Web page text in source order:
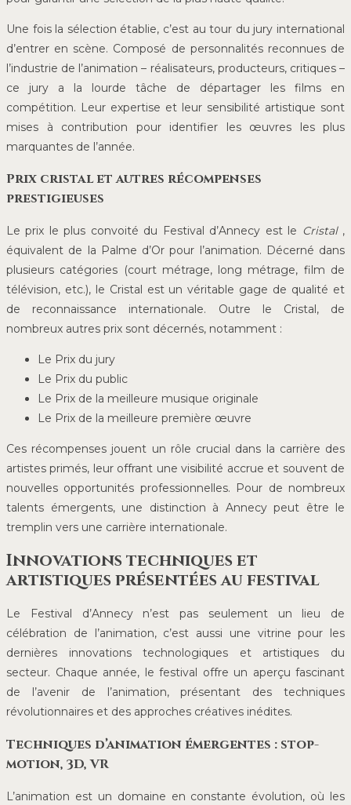
Une fois la sélection établie, c’est au tour du jury international
d’entrer en scène. Composé de personnalités reconnues de
l’industrie de l’animation – réalisateurs, producteurs, critiques –
ce jury a la lourde tâche de départager les films en
compétition. Leur expertise et leur sensibilité artistique sont
mises à contribution pour identifier les œuvres les plus
marquantes de l’année.
Prix cristal et autres récompenses
prestigieuses
Le prix le plus convoité du Festival d’Annecy est le Cristal ,
équivalent de la Palme d’Or pour l’animation. Décerné dans
plusieurs catégories (court métrage, long métrage, film de
télévision, etc.), le Cristal est un véritable gage de qualité et
de reconnaissance internationale. Outre le Cristal, de
nombreux autres prix sont décernés, notamment :
Le Prix du jury
Le Prix du public
Le Prix de la meilleure musique originale
Le Prix de la meilleure première œuvre
Ces récompenses jouent un rôle crucial dans la carrière des
artistes primés, leur offrant une visibilité accrue et souvent de
nouvelles opportunités professionnelles. Pour de nombreux
talents émergents, une distinction à Annecy peut être le
tremplin vers une carrière internationale.
Innovations techniques et
artistiques présentées au festival
Le Festival d’Annecy n’est pas seulement un lieu de
célébration de l’animation, c’est aussi une vitrine pour les
dernières innovations technologiques et artistiques du
secteur. Chaque année, le festival offre un aperçu fascinant
de l’avenir de l’animation, présentant des techniques
révolutionnaires et des approches créatives inédites.
Techniques d’animation émergentes : stop-
motion, 3D, VR
L’animation est un domaine en constante évolution, où les